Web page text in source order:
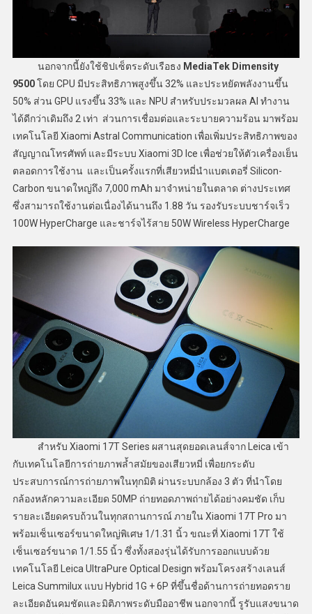
นอกจากนี้ยังใช้ชิปเซ็ตระดับเรือธง MediaTek Dimensity
9500โดย CPU มีประสิทธิภาพสูงขึ้น 32% และประหยัดพลังงานขึ้น
50% ส่วน GPU แรงขึ้น 33% และ NPU สำหรับประมวลผล AI ทำงาน
ได้ดีกว่าเดิมถึง 2 เท่า ส่วนการเชื่อมต่อและระบายความร้อน มาพร้อม
เทคโนโลยี Xiaomi Astral Communication เพื่อเพิ่มประสิทธิภาพของ
สัญญาณโทรศัพท์ และมีระบบ Xiaomi 3D Ice เพื่อช่วยให้ตัวเครื่องเย็น
ตลอดการใช้งาน และเป็นครั้งแรกที่เสียวหมี่นำแบตเตอรี่ Silicon-
Carbon ขนาดใหญ่ถึง 7,000 mAh มาจำหน่ายในตลาด ต่างประเทศ
ซึ่งสามารถใช้งานต่อเนื่องได้นานถึง 1.88 วัน รองรับระบบชาร์จเร็ว
100W HyperCharge และชาร์จไร้สาย 50W Wireless HyperCharge
สำหรับ Xiaomi 17T Series ผสานสุดยอดเลนส์จาก Leica เข้า
กับเทคโนโลยีการถ่ายภาพล้ำสมัยของเสียวหมี่ เพื่อยกระดับ
ประสบการณ์การถ่ายภาพในทุกมิติ ผ่านระบบกล้อง 3 ตัว ที่นำโดย
กล้องหลักความละเอียด 50MP ถ่ายทอดภาพถ่ายได้อย่างคมชัด เก็บ
รายละเอียดครบถ้วนในทุกสถานการณ์ ภายใน Xiaomi 17T Pro มา
พร้อมเซ็นเซอร์ขนาดใหญ่พิเศษ 1/1.31 นิ้ว ขณะที่ Xiaomi 17T ใช้
เซ็นเซอร์ขนาด 1/1.55 นิ้ว ซึ่งทั้งสองรุ่นได้รับการออกแบบด้วย
เทคโนโลยี Leica UltraPure Optical Design พร้อมโครงสร้างเลนส์
Leica Summilux แบบ Hybrid 1G + 6P ที่ขึ้นชื่อด้านการถ่ายทอดราย
ละเอียดอันคมชัดและมิติภาพระดับมืออาชีพ นอกจากนี้ รูรับแสงขนาด